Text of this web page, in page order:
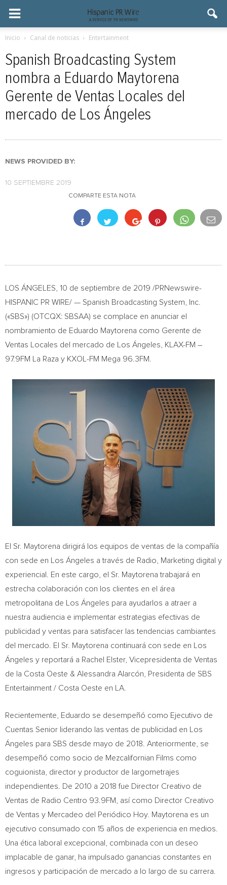
Inicio Canal de noticias Entertainment
Spanish Broadcasting System
nombra a Eduardo Maytorena
Gerente de Ventas Locales del
mercado de Los Ángeles
NEWS PROVIDED BY:
10 SEPTIEMBRE 2019
COMPARTE ESTA NOTA
LOS ÁNGELES, 10 de septiembre de 2019 /PRNewswire-
HISPANIC PR WIRE/ — Spanish Broadcasting System, Inc.
(«SBS») (OTCQX: SBSAA) se complace en anunciar el
nombramiento de Eduardo Maytorena como Gerente de
Ventas Locales del mercado de Los Ángeles, KLAX-FM –
97.9FM La Raza y KXOL-FM Mega 96.3FM.
El Sr. Maytorena dirigirá los equipos de ventas de la compañía
con sede en Los Ángeles a través de Radio, Marketing digital y
experiencial. En este cargo, el Sr. Maytorena trabajará en
estrecha colaboración con los clientes en el área
metropolitana de Los Ángeles para ayudarlos a atraer a
nuestra audiencia e implementar estrategias efectivas de
publicidad y ventas para satisfacer las tendencias cambiantes
del mercado. El Sr. Maytorena continuará con sede en Los
Ángeles y reportará a Rachel Elster, Vicepresidenta de Ventas
de la Costa Oeste & Alessandra Alarcón, Presidenta de SBS
Entertainment / Costa Oeste en LA.
Recientemente, Eduardo se desempeñó como Ejecutivo de
Cuentas Senior liderando las ventas de publicidad en Los
Ángeles para SBS desde mayo de 2018. Anteriormente, se
desempeñó como socio de Mezcalifornian Films como
coguionista, director y productor de largometrajes
independientes. De 2010 a 2018 fue Director Creativo de
Ventas de Radio Centro 93.9FM, así como Director Creativo
de Ventas y Mercadeo del Periódico Hoy. Maytorena es un
ejecutivo consumado con 15 años de experiencia en medios.
Una ética laboral excepcional, combinada con un deseo
implacable de ganar, ha impulsado ganancias constantes en
ingresos y participación de mercado a lo largo de su carrera.